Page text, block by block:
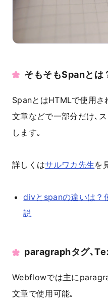
そもそもSpanとは
SpanとはHTMLで使用さ
文章などで一部分だけ､
します｡
詳しくはサルワカ先生を
divとspanの違いは？
説
paragraphタグ､
Webflowでは主に
文章で使用可能｡